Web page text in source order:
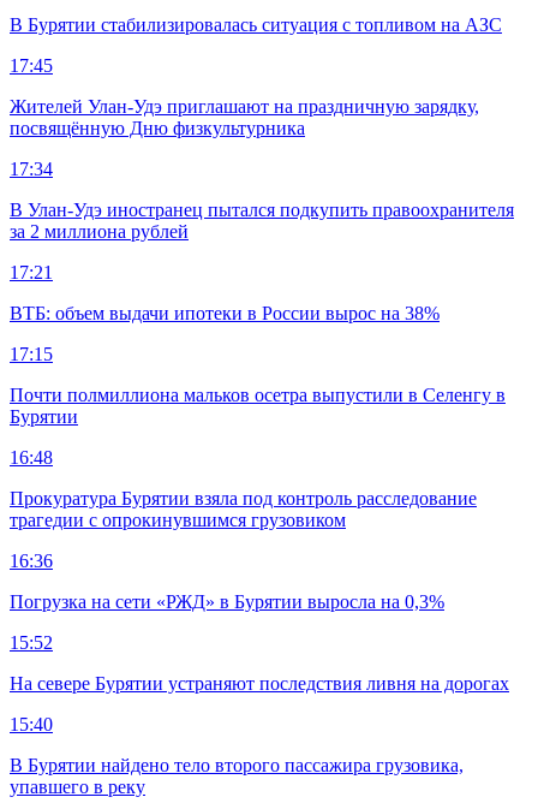
В Бурятии стабилизировалась ситуация с топливом на АЗС
17:45
Жителей Улан-Удэ приглашают на праздничную зарядку,
посвящённую Дню физкультурника
17:34
В Улан-Удэ иностранец пытался подкупить правоохранителя
за 2 миллиона рублей
17:21
ВТБ: объем выдачи ипотеки в России вырос на 38%
17:15
Почти полмиллиона мальков осетра выпустили в Селенгу в
Бурятии
16:48
Прокуратура Бурятии взяла под контроль расследование
трагедии с опрокинувшимся грузовиком
16:36
Погрузка на сети «РЖД» в Бурятии выросла на 0,3%
15:52
На севере Бурятии устраняют последствия ливня на дорогах
15:40
В Бурятии найдено тело второго пассажира грузовика,
упавшего в реку